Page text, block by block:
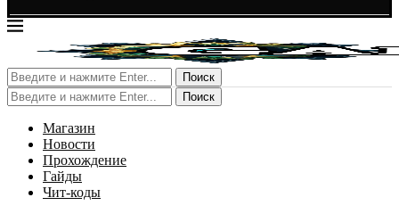
Поиск
Поиск
Магазин
Новости
Прохождение
Гайды
Чит-коды